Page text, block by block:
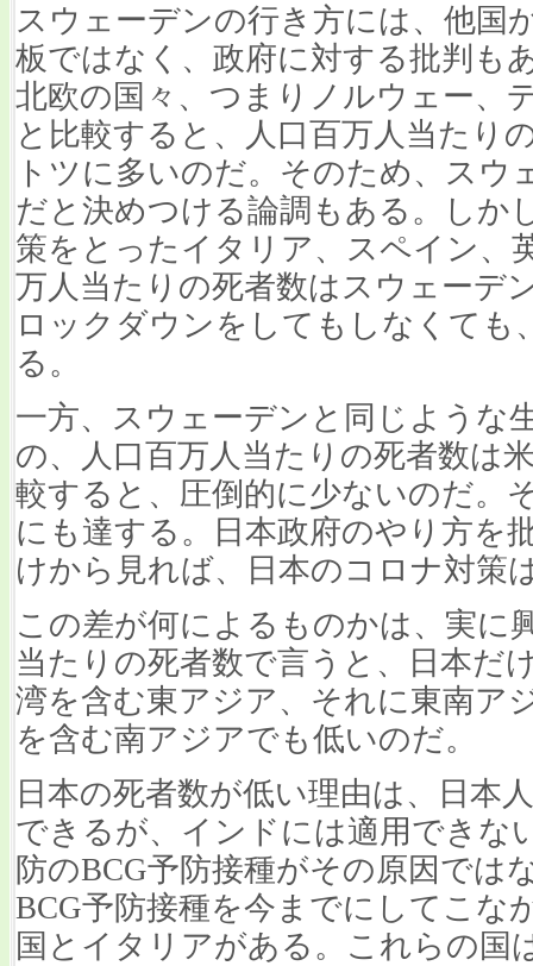
スウェーデンの行き方には、他国
板ではなく、政府に対する批判も
北欧の国々、つまりノルウェー、
と比較すると、人口百万人当たり
トツに多いのだ。そのため、スウ
だと決めつける論調もある。しか
策をとったイタリア、スペイン、
万人当たりの死者数はスウェーデ
ロックダウンをしてもしなくても
る。
一方、スウェーデンと同じような
の、人口百万人当たりの死者数は
較すると、圧倒的に少ないのだ。
にも達する。日本政府のやり方を
けから見れば、日本のコロナ対策
この差が何によるものかは、実に
当たりの死者数で言うと、日本だ
湾を含む東アジア、それに東南ア
を含む南アジアでも低いのだ。
日本の死者数が低い理由は、日本
できるが、インドには適用できな
防のBCG予防接種がその原因では
BCG予防接種を今までにしてこな
国とイタリアがある。これらの国